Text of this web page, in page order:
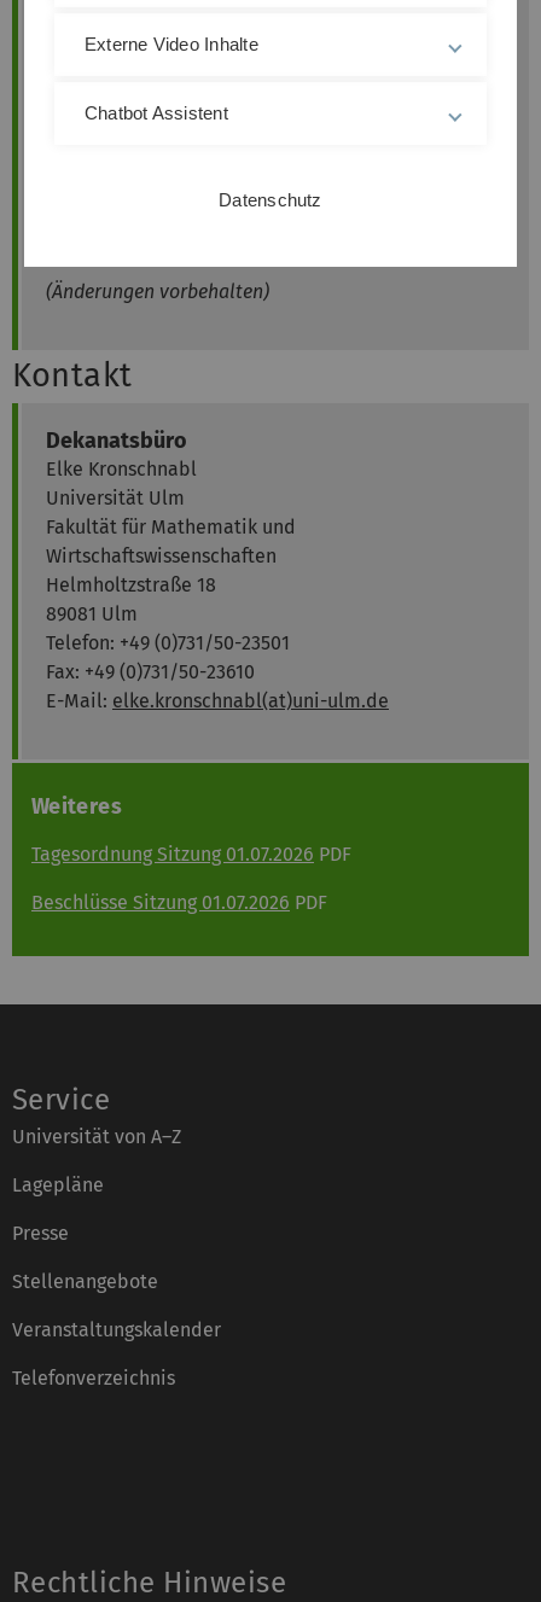
28. Oktober
14:00
25. November
14:00
,
Helmholtzstr. 18
(Änderungen vorbehalten)
Kontakt
Dekanatsbüro
Elke Kronschnabl
Universität Ulm
Fakultät für Mathematik und
Wirtschaftswissenschaften
Helmholtzstraße 18
89081 Ulm
Telefon: +49 (0)731/50-23501
Fax: +49 (0)731/50-23610
E-Mail: elke.kronschnabl(at)uni-ulm.de
Weiteres
Tagesordnung Sitzung 01.07.2026 PDF
Beschlüsse Sitzung 01.07.2026 PDF
Service
Universität von A–Z
Lagepläne
Presse
Stellenangebote
Veranstaltungskalender
Telefonverzeichnis
Rechtliche Hinweise
Externe Video Inhalte
Chatbot Assistent
Datenschutz